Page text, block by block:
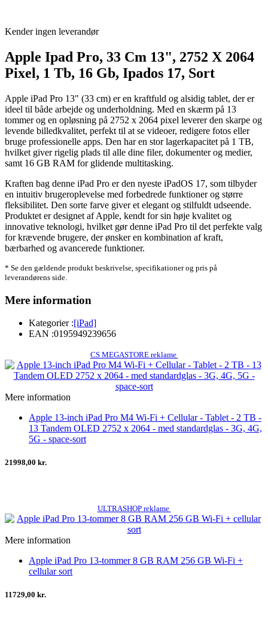
Kender ingen leverandør
Apple Ipad Pro, 33 Cm 13", 2752 X 2064
Pixel, 1 Tb, 16 Gb, Ipados 17, Sort
Apple iPad Pro 13" (33 cm) er en kraftfuld og alsidig tablet, der er
ideel til både arbejde og underholdning. Med en skærm på 13
tommer og en opløsning på 2752 x 2064 pixel leverer den skarpe og
levende billedkvalitet, perfekt til at se videoer, redigere fotos eller
bruge professionelle apps. Den har en stor lagerkapacitet på 1 TB,
hvilket giver rigelig plads til alle dine filer, dokumenter og medier,
samt 16 GB RAM for glidende multitasking.
Kraften bag denne iPad Pro er den nyeste iPadOS 17, som tilbyder
en intuitiv brugeroplevelse med forbedrede funktioner og større
fleksibilitet. Den sorte farve giver et elegant og stilfuldt udseende.
Produktet er designet af Apple, kendt for sin høje kvalitet og
innovative teknologi, hvilket gør denne iPad Pro til det perfekte valg
for krævende brugere, der ønsker en kombination af kraft,
bærbarhed og avancerede funktioner.
* Se den gældende produkt beskrivelse, specifikationer og pris på
leverandørens side.
Mere information
Kategorier :[iPad]
EAN :0195949239656
CS MEGASTORE reklame
Mere information
Apple 13-inch iPad Pro M4 Wi-Fi + Cellular - Tablet - 2 TB -
13 Tandem OLED 2752 x 2064 - med standardglas - 3G, 4G,
5G - space-sort
21998,00 kr.
ULTRASHOP reklame
Mere information
Apple iPad Pro 13-tommer 8 GB RAM 256 GB Wi-Fi +
cellular sort
11729,00 kr.